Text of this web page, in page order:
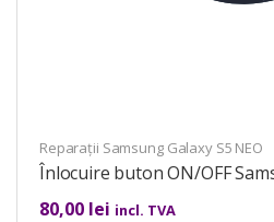
Reparații Samsung Galaxy S5 NEO
Înlocuire buton ON/OFF
80,00 lei incl. TVA